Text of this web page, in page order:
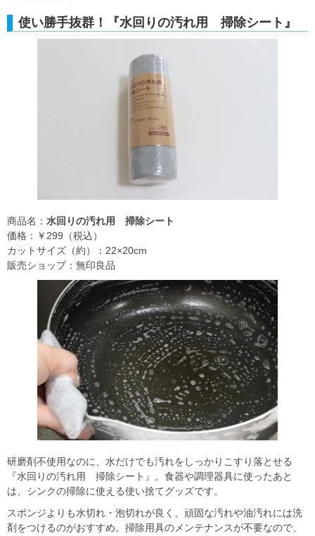
使い勝手抜群！『水回りの汚れ用 掃除シート』
商品名： 水回りの汚れ用 掃除シート
価格：￥299（税込）
カットサイズ（約）：22×20cm
販売ショップ：無印良品
研磨剤不使用なのに、水だけでも汚れをしっかりこすり落とせる
『水回りの汚れ用 掃除シート』。食器や調理器具に使ったあと
は、シンクの掃除に使える使い捨てグッズです。
スポンジよりも水切れ・泡切れが良く、頑固な汚れや油汚れには洗
剤をつけるのがおすすめ。掃除用具のメンテナンスが不要なので、